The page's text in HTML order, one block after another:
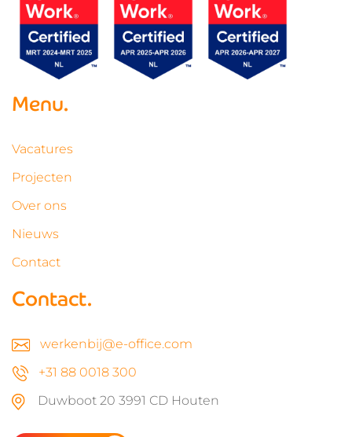
Menu.
Vacatures
Projecten
Over ons
Nieuws
Contact
Contact.
werkenbij@e-office.com
+31 88 0018 300
Duwboot 20 3991 CD Houten